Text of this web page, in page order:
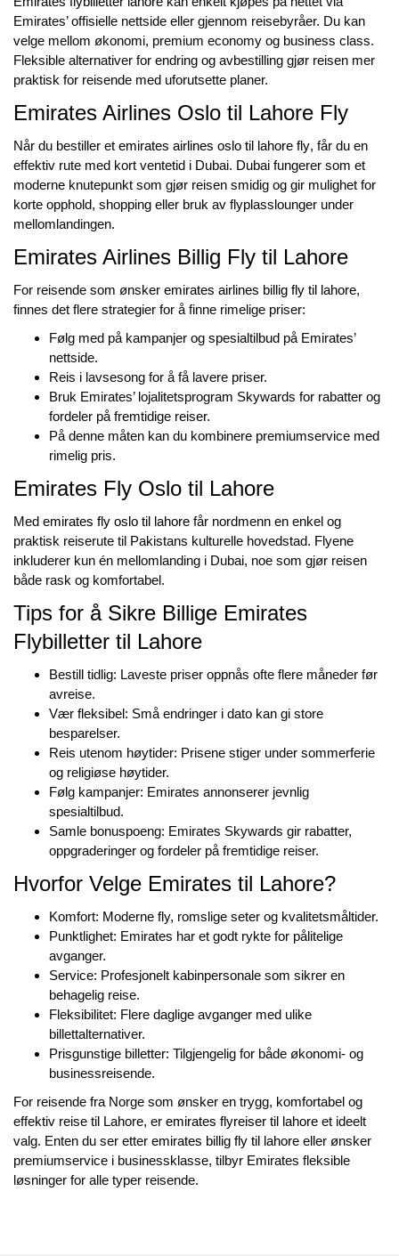
Emirates’ offisielle nettside eller gjennom reisebyråer. Du kan
velge mellom økonomi, premium economy og business class.
Fleksible alternativer for endring og avbestilling gjør reisen mer
praktisk for reisende med uforutsette planer.
Emirates Airlines Oslo til Lahore Fly
Når du bestiller et emirates airlines oslo til lahore fly, får du en
effektiv rute med kort ventetid i Dubai. Dubai fungerer som et
moderne knutepunkt som gjør reisen smidig og gir mulighet for
korte opphold, shopping eller bruk av flyplasslounger under
mellomlandingen.
Emirates Airlines Billig Fly til Lahore
For reisende som ønsker emirates airlines billig fly til lahore,
finnes det flere strategier for å finne rimelige priser:
Følg med på kampanjer og spesialtilbud på Emirates’
nettside.
Reis i lavsesong for å få lavere priser.
Bruk Emirates’ lojalitetsprogram Skywards for rabatter og
fordeler på fremtidige reiser.
På denne måten kan du kombinere premiumservice med
rimelig pris.
Emirates Fly Oslo til Lahore
Med emirates fly oslo til lahore får nordmenn en enkel og
praktisk reiserute til Pakistans kulturelle hovedstad. Flyene
inkluderer kun én mellomlanding i Dubai, noe som gjør reisen
både rask og komfortabel.
Tips for å Sikre Billige Emirates
Flybilletter til Lahore
Bestill tidlig: Laveste priser oppnås ofte flere måneder før
avreise.
Vær fleksibel: Små endringer i dato kan gi store
besparelser.
Reis utenom høytider: Prisene stiger under sommerferie
og religiøse høytider.
Følg kampanjer: Emirates annonserer jevnlig
spesialtilbud.
Samle bonuspoeng: Emirates Skywards gir rabatter,
oppgraderinger og fordeler på fremtidige reiser.
Hvorfor Velge Emirates til Lahore?
Komfort: Moderne fly, romslige seter og kvalitetsmåltider.
Punktlighet: Emirates har et godt rykte for pålitelige
avganger.
Service: Profesjonelt kabinpersonale som sikrer en
behagelig reise.
Fleksibilitet: Flere daglige avganger med ulike
billettalternativer.
Prisgunstige billetter: Tilgjengelig for både økonomi- og
businessreisende.
For reisende fra Norge som ønsker en trygg, komfortabel og
effektiv reise til Lahore, er emirates flyreiser til lahore et ideelt
valg. Enten du ser etter emirates billig fly til lahore eller ønsker
premiumservice i businessklasse, tilbyr Emirates fleksible
løsninger for alle typer reisende.